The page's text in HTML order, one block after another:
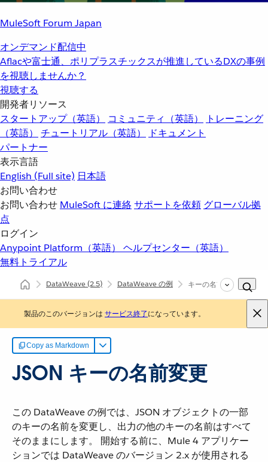
MuleSoft Forum Japan
オンデマンド配信中
Aflacや富士通、ポリプラスチックスが推進しているDXの事例
を視聴しませんか？
視聴する
開発者リソース
スタートアップ（英語）
コミュニティ（英語）
トレーニング
（英語）
チュートリアル（英語）
ドキュメント
パートナー
表示言語
English (Full site) 日本語
お問い合わせ
お問い合わせ MuleSoft に連絡サポートを依頼 グローバル拠
点
ログイン
Anypoint Platform（英語） ヘルプセンター（英語）
無料トライアル
DataWeave(2.5) DataWeave の例 キーの名前の変更
製品のこのバージョンは サービス終了になっています。
Copy as Markdown
JSON キーの名前変更
この DataWeave の例では、JSON オブジェクトの一部
のキーの名前を変更し、出力の他のキーの名前はすべて
そのままにします。 開始する前に、Mule 4 アプリケー
ションでは DataWeave のバージョン 2.x が使用される